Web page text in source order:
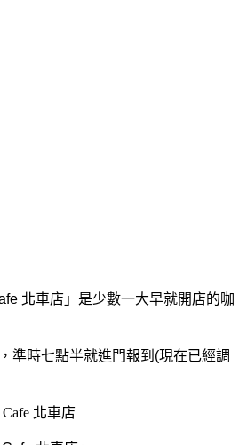
北車店」是少數一大早就開店的咖
準時七點半就進門報到(現在已經調